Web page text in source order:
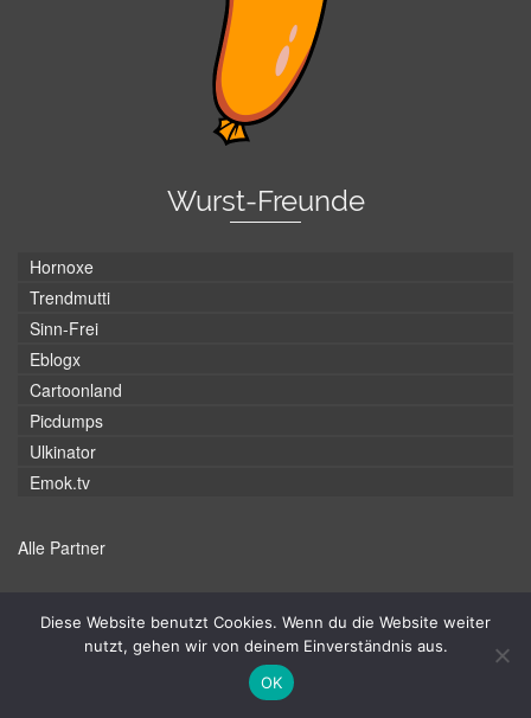
Wurst-Freunde
Hornoxe
Trendmutti
Sinn-Frei
Eblogx
Cartoonland
Picdumps
Ulkinator
Emok.tv
Alle Partner
Wurst-Kategorien
Ball Basketball
Diese Website benutzt Cookies. Wenn du die Website weiter
nutzt, gehen wir von deinem Einverständnis aus.
OK